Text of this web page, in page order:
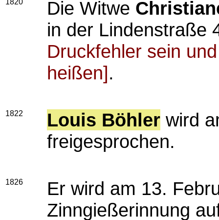
1820 Die Witwe
in der Lindenstraße
Druckfehler sein
heißen].
1822 Louis Böhler wird
freigesprochen.
1826
Er wird am 13.
Zinngießerinnung